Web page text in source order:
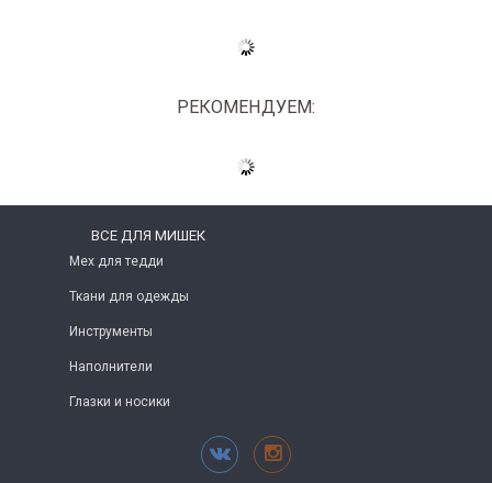
РЕКОМЕНДУЕМ:
ВСЕ ДЛЯ МИШЕК
Мех для тедди
Ткани для одежды
Инструменты
Наполнители
Глазки и носики